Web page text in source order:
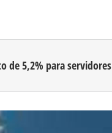
de 5,2% para servidores